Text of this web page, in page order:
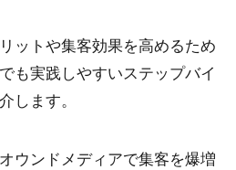
ットや集客効果を高めるため
も実践しやすいステップバイ
します。
ウンドメディアで集客を爆増